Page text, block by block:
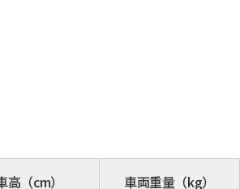
高（cm） 車両重量（kg）